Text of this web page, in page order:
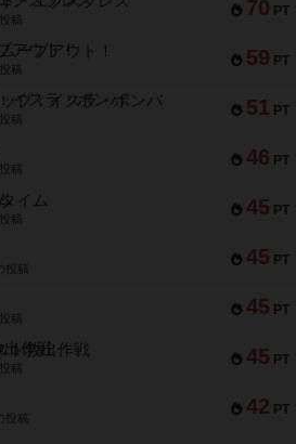
70 PT
稿
59 PT
ーブアウト！
稿
51 PT
プ：イスラ・ボンバ
稿
46 PT
稿
45 PT
イム
稿
45 PT
投稿
45 PT
稿
45 PT
ト救出作戦
稿
42 PT
投稿